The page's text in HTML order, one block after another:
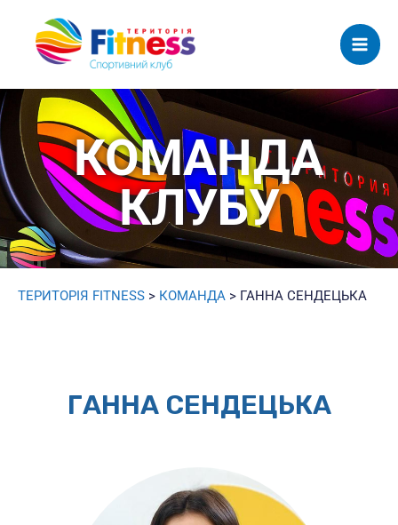
КОМАНДА
КЛУБУ
ТЕРИТОРІЯ FITNESS > КОМАНДА > ГАННА СЕНДЕЦЬКА
ГАННА СЕНДЕЦЬКА